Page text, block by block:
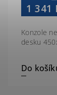
1 341
Do
Konzole
desku